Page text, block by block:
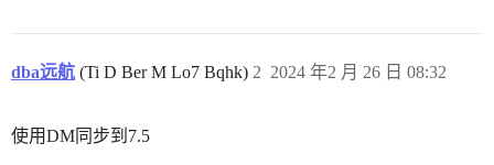
dba远航 (Ti D Ber M Lo7 Bqhk) 2024 年2 月 26 日 08:32
2
使用DM同步到7.5